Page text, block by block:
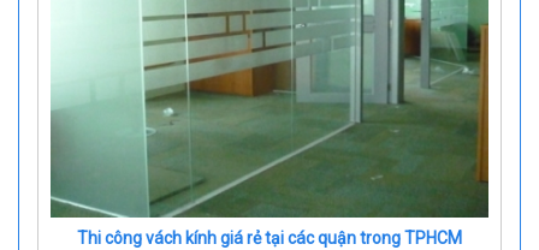
Thi công vách kính giá rẻ tại các quận trong TPHCM